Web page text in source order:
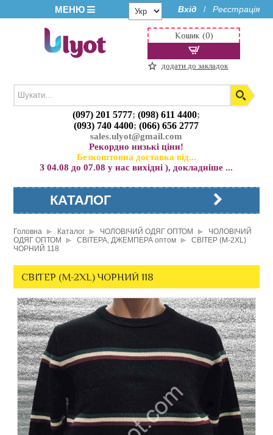
МЕНЮ Вхід / Реєстрація
(097) 201 5777;(098) 611 4400;
(093) 740 4400;(066) 656 2777
sales.ulyot@gmail.com
Рекордно низькі ціни!
Безкоштовна доставка від...
З 04.08 до 07.08 у нас вихідні ), докладніше ...
Кошик (0)
додати до закладок
КАТАЛОГ
Головна Каталог ЧОЛОВІЧИЙ ОДЯГ ОПТОМ
ЧОЛОВІЧИЙ
ОДЯГ ОПТОМ
СВІТЕРА, ДЖЕМПЕРА оптом
СВІТЕР (M-2XL)
ЧОРНИЙ 118
СВІТЕР (M-2XL) ЧОРНИЙ 118